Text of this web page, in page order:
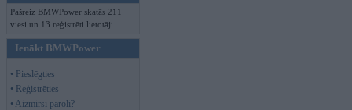
Pašreiz BMWPower skatās 211
viesi un 13 reģistrēti lietotāji.
Ienākt BMWPower
• Pieslēgties
• Reģistrēties
• Aizmirsi paroli?